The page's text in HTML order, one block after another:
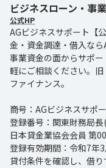
ビジネスローン・事
公式HP
AGビジネスサポート【
金・資金調達・借入な
事業資金の面からサポ
軽にご相談ください。
ファイナンス。
商号：AGビジネスサポ
登録番号：関東財務局
日本貸金業協会会員 第
登録有効期間：令和7年
貸付条件を確認し、借り